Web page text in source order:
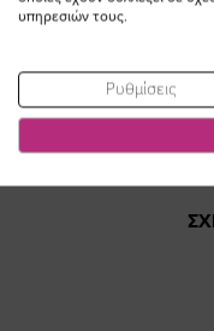
υπηρεσιών τους.
Ρυθμίσεις